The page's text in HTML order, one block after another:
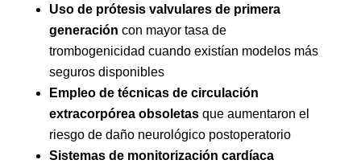
Uso de prótesis valvulares de primera
generación con mayor tasa de
trombogenicidad cuando existían modelos más
seguros disponibles
Empleo de técnicas de circulación
extracorpórea obsoletasque aumentaron el
riesgo de daño neurológico postoperatorio
Sistemas de monitorización cardíaca